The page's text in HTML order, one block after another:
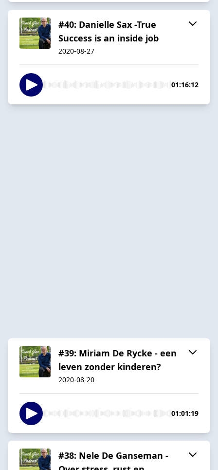
#40: Danielle Sax -True
Success is an inside job
2020-08-27
01:16:12
#39: Miriam De Rycke - een
leven zonder kinderen?
2020-08-20
01:01:19
#38: Nele De Ganseman -